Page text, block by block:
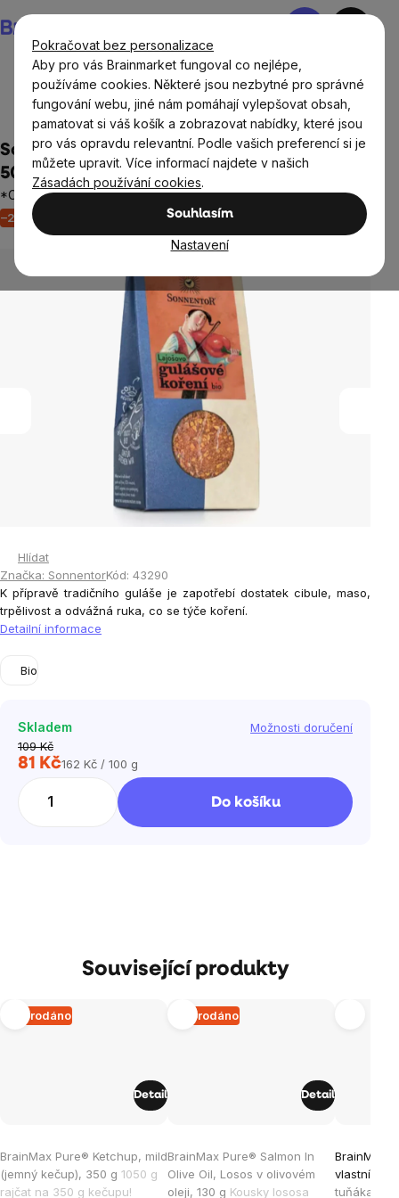
Pokračovat bez personalizace
Aby pro vás Brainmarket fungoval co nejlépe,
používáme cookies. Některé jsou nezbytné pro správné
fungování webu, jiné nám pomáhají vylepšovat obsah,
pamatovat si váš košík a zobrazovat nabídky, které jsou
pro vás opravdu relevantní. Podle vašich preferencí si je
můžete upravit. Více informací najdete v našich
Zásadách používání cookies.
Souhlasím
Nastavení
na
obsah
Nákupní
Potraviny Dochucovadla a koření
Sonnentor - Lajošovo gulášové koření, BIO,
50 g
*CZ-BIO-002 certifikát
–25 %
hodnocení
je
0,0
z
5
hvězdiček.
Neohodnoceno
Hlídat
Značka: SonnentorKód: 43290
K přípravě tradičního guláše je zapotřebí dostatek cibule, maso,
trpělivost a odvážná ruka, co se týče koření.
Detailní informace
Bio
Skladem
Možnosti doručení
109 Kč
81 KčMěrná
162 Kč / 100 g
Do košíku
Související produkty
Vyprodáno
BrainMax Pure® Ketchup, mild
(jemný kečup), 350 g 1050 g
rajčat na 350 g kečupu!
hodnocení
produktu
Detail
Vyprodáno
BrainMax Pure® Salmon In
Olive Oil, Losos v olivovém
oleji, 130 g Kousky lososa
hodnocení
produktu
Detail
BrainMax
vlastní
tuňáka ve
produktu